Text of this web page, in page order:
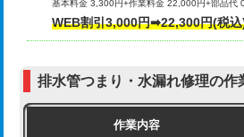
モルタル補修（厚さ10㎝超え）
追加人工
交換・取付(排水栓・排水トラップ
交換・取付（その他部品）
持込商品取付（単水栓）
基本料金 3,300円+作業料金 22,000円+部品代
WEB割引3,000円➡22,300円(税
排水管つまり・水漏れ修理の作
作業内容